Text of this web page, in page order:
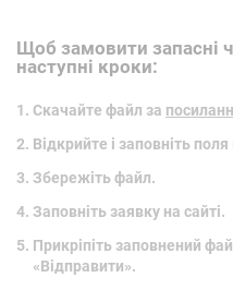
Щоб замовити запасні
наступні кроки:
Скачайте файл за
Відкрийте і заповніть поля
Збережіть файл.
Заповніть заявку на сайті.
Прикріпіть заповнений
«Відправити».